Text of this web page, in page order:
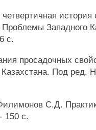
история
Западного
с.
просадочных
Под ред.
С.Д.
150 с.